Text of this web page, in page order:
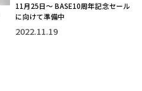
11月25日～ BASE10周年記念セール
に向けて準備中
2022.11.19